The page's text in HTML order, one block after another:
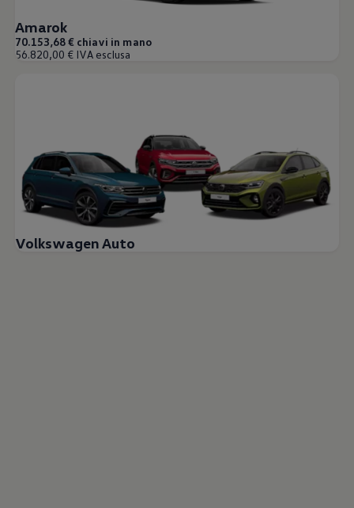
Amarok
70.153,68 € chiavi in mano
56.820,00 € IVA esclusa
Volkswagen Auto